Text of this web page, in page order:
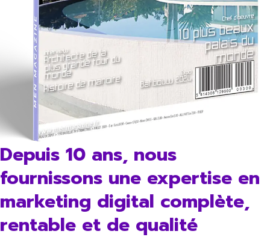
Depuis 10 ans, nous
fournissons une expertise en
marketing digital complète,
rentable et de qualité